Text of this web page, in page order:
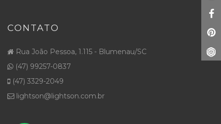
CONTATO
Rua João Pessoa, 1.115 - Blumenau/SC
(47) 99257-0837
(47) 3329-2049
lightson@lightson.com.br